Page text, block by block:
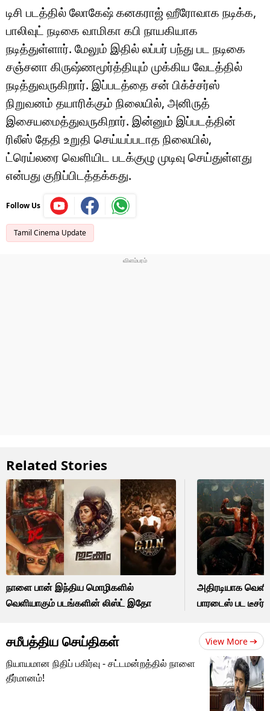
டிசி படத்தில் லோகேஷ் கனகராஜ் ஹீரோவாக நடிக்க,
பாலிவுட் நடிகை வாமிகா கபி நாயகியாக
நடித்துள்ளார். மேலும் இதில் லப்பர் பந்து பட நடிகை
சஞ்சனா கிருஷ்ணமூர்த்தியும் முக்கிய வேடத்தில்
நடித்துவருகிறார். இப்படத்தை சன் பிக்ச்சர்ஸ்
நிறுவனம் தயாரிக்கும் நிலையில், அனிருத்
இசையமைத்துவருகிறார். இன்னும் இப்படத்தின்
ரிலீஸ் தேதி உறுதி செய்யப்படாத நிலையில்,
ட்ரெய்லரை வெளியிட படக்குழு முடிவு செய்துள்ளது
என்பது குறிப்பிடத்தக்கது.
Follow Us
Tamil Cinema Update
Related Stories
நாளை பான் இந்திய மொழிகளில்
வெளியாகும் படங்களின் லிஸ்ட் இதோ
அதிரடியாக
பாரடைஸ் பட டீசர்!
சமீபத்திய செய்திகள் View More
நியாயமான நிதிப் பகிர்வு - சட்டமன்றத்தில் நாளை
தீர்மானம்!